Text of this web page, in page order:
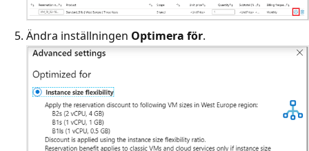
Ändra inställningen Optimera för.